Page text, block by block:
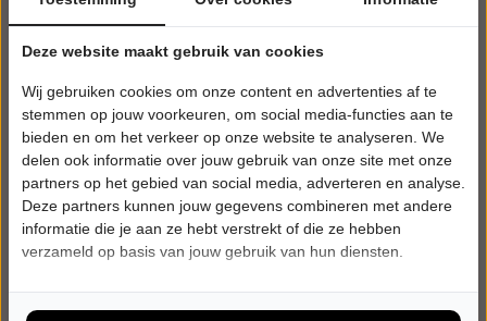
POPULAIRE MUZIEK
Deze website maakt gebruik van cookies
Wij gebruiken cookies om onze content en advertenties af te
stemmen op jouw voorkeuren, om social media-functies aan te
bieden en om het verkeer op onze website te analyseren. We
delen ook informatie over jouw gebruik van onze site met onze
partners op het gebied van social media, adverteren en analyse.
Deze partners kunnen jouw gegevens combineren met andere
informatie die je aan ze hebt verstrekt of die ze hebben
verzameld op basis van jouw gebruik van hun diensten.